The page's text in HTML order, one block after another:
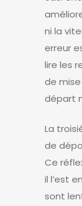
ni la
erreur
lire les
de
départ
La
de
Ce
il l’est
sont